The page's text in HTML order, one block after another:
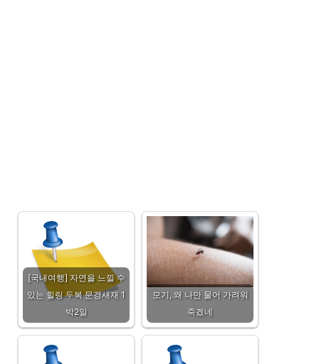
[국내여행] 자연을 느낄 수
있는 힐링 두복 문경새재 1
박2일
모기, 왜 나만 물어 가려워
죽겠네